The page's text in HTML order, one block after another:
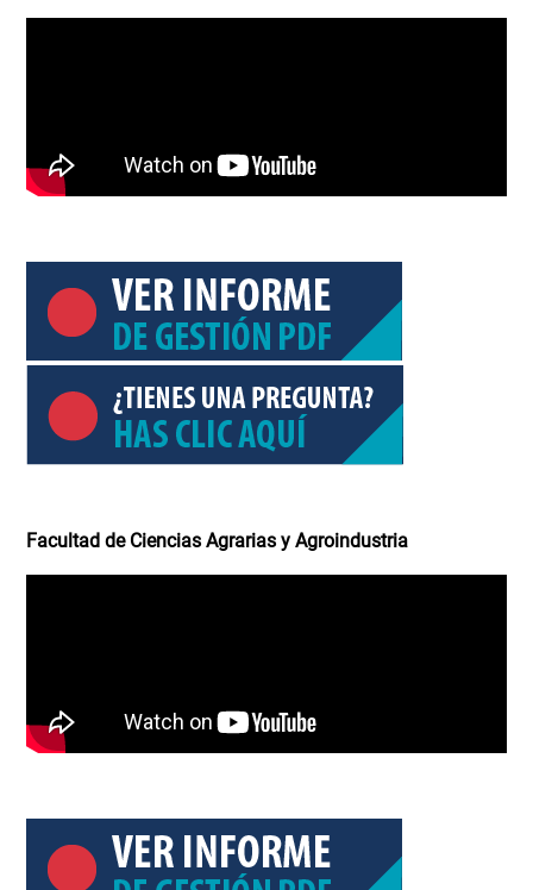
Facultad de Ciencias Agrarias y Agroindustria